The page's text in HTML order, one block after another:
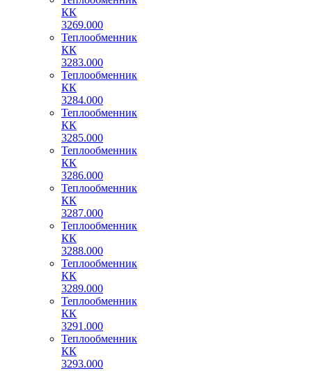
КК
3269.000
Теплообменник
КК
3283.000
Теплообменник
КК
3284.000
Теплообменник
КК
3285.000
Теплообменник
КК
3286.000
Теплообменник
КК
3287.000
Теплообменник
КК
3288.000
Теплообменник
КК
3289.000
Теплообменник
КК
3291.000
Теплообменник
КК
3293.000